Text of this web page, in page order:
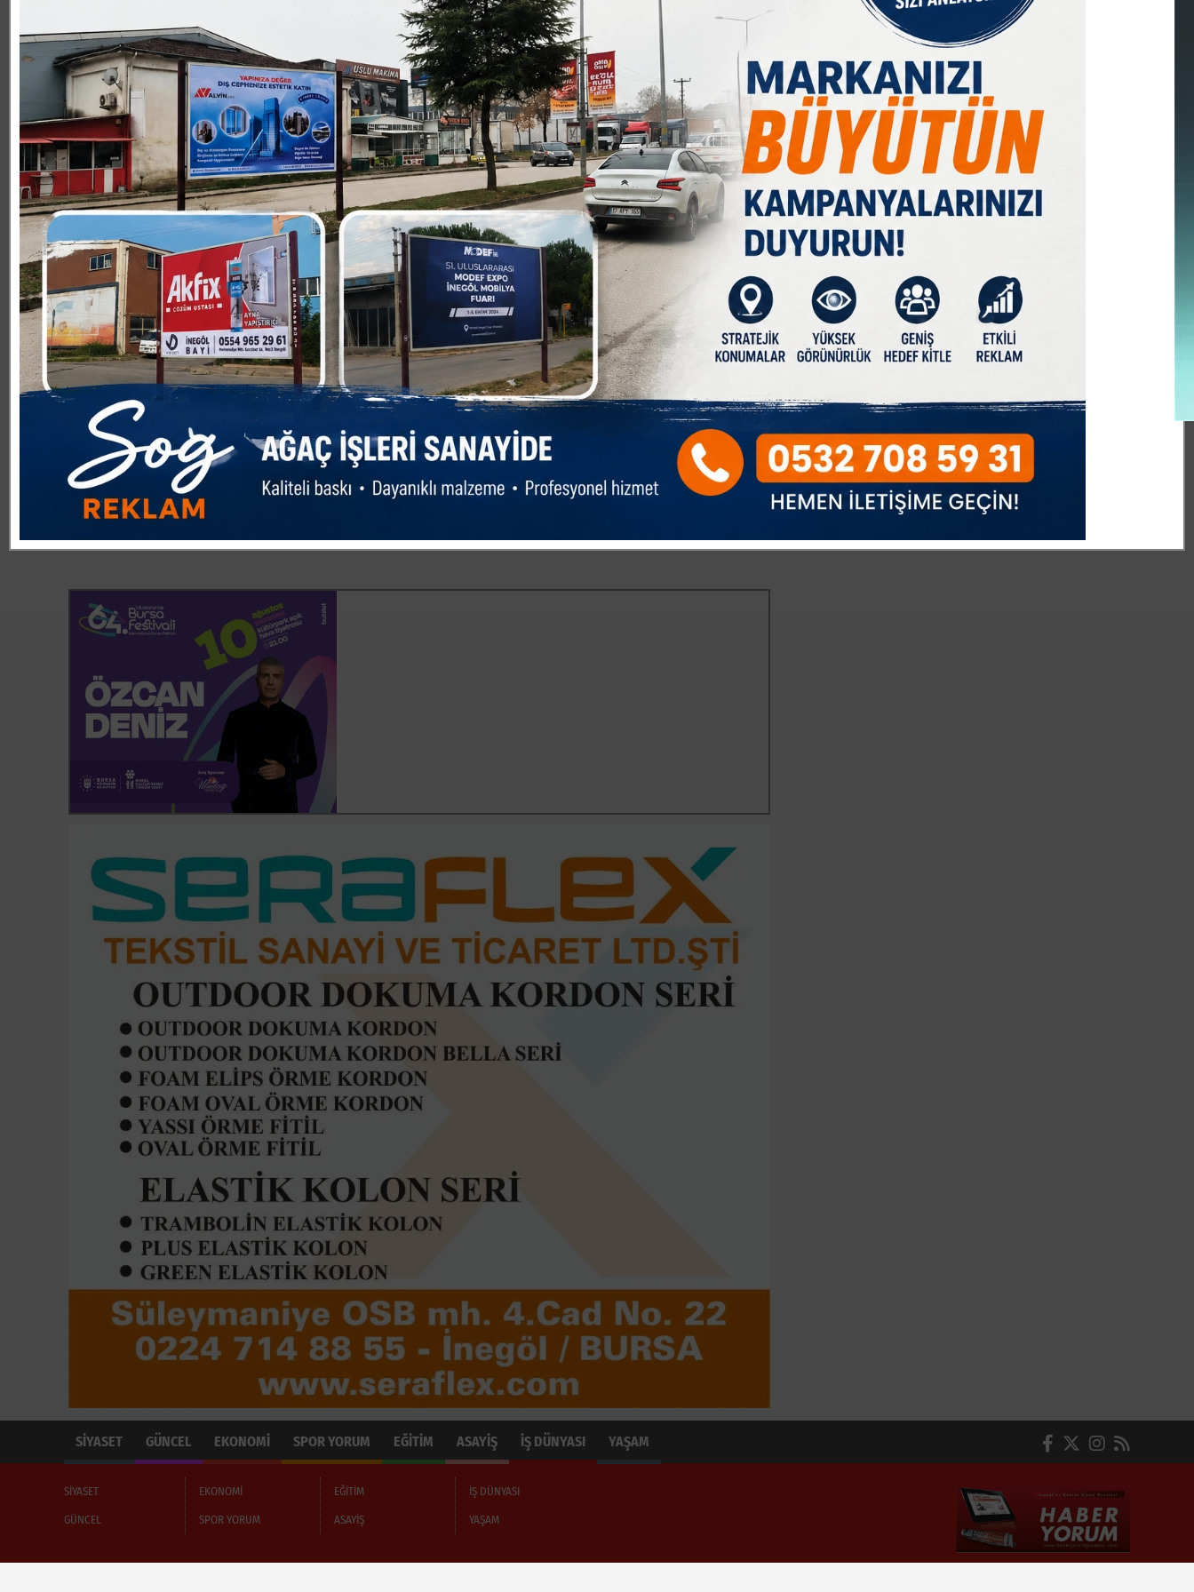
YAŞAM 5.11.2023 17:33:00 0
Paylas Paylas Paylas Paylas Paylas
İnegöl Hastane Derneği Başkanı Yasin Altuntepe tüm kanser türlerine karşı erken teşhisin önemine vurgu yaparak,
“Tüm ilçe halkımızı ücretsiz kanser taramalarını yaptırmak için İnegöl İlçe Sağlık Müdürlüğü bünyesinde yer alan
Kanser Erken Teşhis Tarama ve Eğitim Merkezi’ne (KETEM) davet ediyorum.” ifadelerini kullandı.
İnegöl Hastane Derneği Yönetim Kurulu üyeleri İnegöl İl Sağlık Müdürlüğü bünyesinde yer alan KETEM’i ziyaret ederek
KETEM’in faaliyetlerini yerinde inceledi.
İHD’DEN ERKEN TEŞHİŞ İÇİN BÜYÜK FARKINDALIK
KETEM ziyareti sonrasında açıklamalarda bulunan İHD Başkanı Yasin Altuntepe, “KETEM dediğimiz Kanser Erken
Teşhis, Tedavi ve Eğitim Merkezi tüm ülkemizde birçok noktada hizmet veriyor. İHD olarak bu konuda farkındalık
oluşturmak adına 7 Kasım Salı günü 50 yaş ve üzeri 30 vatandaşımızla birlikte İnegöl İlçe Sağlık Müdürlüğü bünyesinde
yer alan KETEM’e giderek kanser taraması gerçekleştireceğiz. Tüm kanser türlerinde erken teşhiş, tedavinin başarısı
için en önemli faktör. Tüm ilçemizi ücretsiz kanser taramalarını yaptırmak için İnegöl SHM KETEM’e davet ediyoruz. 715
17 27 nolu telefondan vatandaşlarımız bilgi alabilirler. Kanserde erken teşhis hayat kurtarır.” ifadelerini kullandı.
SİYASET GÜNCEL EKONOMİ SPOR YORUM EĞİTİM ASAYİŞ İŞ DÜNYASI YAŞAM
SİYASET
GÜNCEL
EKONOMİ
SPOR YORUM
EĞİTİM
ASAYİŞ
İŞ DÜNYASI
YAŞAM